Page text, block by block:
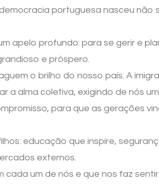
portuguesa nasceu
apelo profundo: para se gerir e
e próspero.
o brilho do nosso país. A
a alma coletiva, exigindo de nós
para que as gerações
educação que inspire,
externos.
um de nós e que nos faz